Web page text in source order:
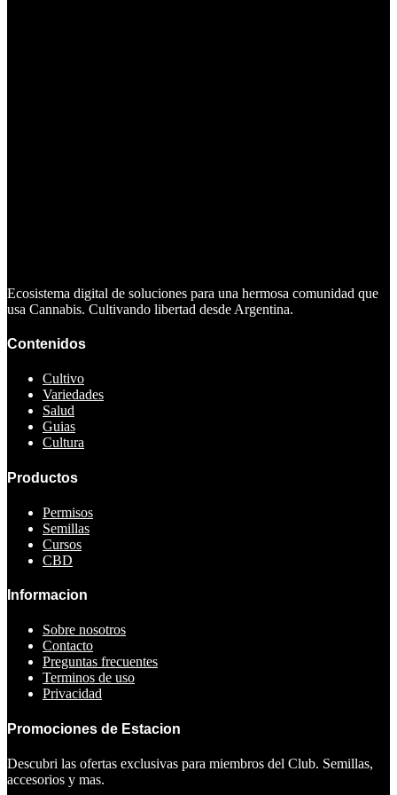
Ecosistema digital de soluciones para una hermosa comunidad que
usa Cannabis. Cultivando libertad desde Argentina.
Contenidos
Cultivo
Variedades
Salud
Guias
Cultura
Productos
Permisos
Semillas
Cursos
CBD
Informacion
Sobre nosotros
Contacto
Preguntas frecuentes
Terminos de uso
Privacidad
Promociones de Estacion
Descubri las ofertas exclusivas para miembros del Club. Semillas,
accesorios y mas.